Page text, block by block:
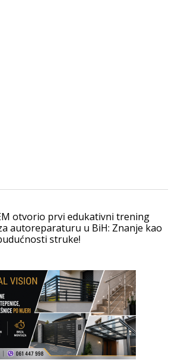
otvorio prvi edukativni trening
autoreparaturu u BiH: Znanje kao
struke!